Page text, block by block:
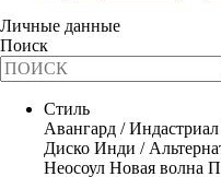
Личные данные
Поиск
Стиль
Авангард / Индастриал
Диско Инди /
Неосоул Новая волна